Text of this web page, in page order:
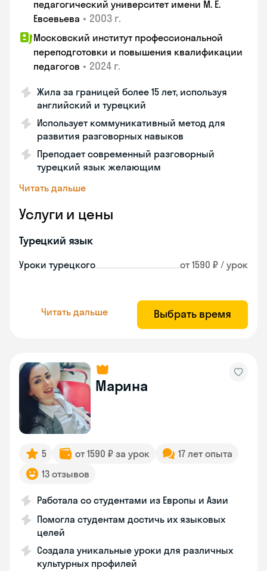
педагогический университет имени М. Е.
Евсевьева • 2003 г.
Московский институт профессиональной
переподготовки и повышения квалификации
педагогов • 2024 г.
Жила за границей более 15 лет, используя
английский и турецкий
Использует коммуникативный метод для
развития разговорных навыков
Преподает современный разговорный
турецкий язык желающим
Читать дальше
Услуги и цены
Турецкий язык
Уроки турецкого от 1590 ₽ / урок
Читать дальше Выбрать время
Марина
5 от 1590 ₽ за урок
17 лет опыта
13 отзывов
Работала со студентами из Европы и Азии
Помогла студентам достичь их языковых
целей
Создала уникальные уроки для различных
культурных профилей